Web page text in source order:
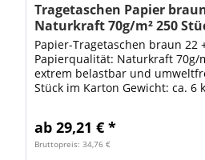
Tragetaschen Papier
Naturkraft 70g/m² 250
Papier-Tragetaschen braun 22
Papierqualität: Naturkraft 70g/
extrem belastbar und
Stück im Karton Gewicht: ca. 6
ab 29,21 € *
Bruttopreis: 34,76 €